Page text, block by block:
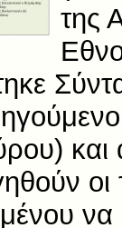
της
οι
να